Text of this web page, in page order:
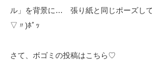
ル」を背景に… 張り紙と同じポーズし
▽〃)ﾎﾟｯ
さて、ボゴミの投稿はこちら♡